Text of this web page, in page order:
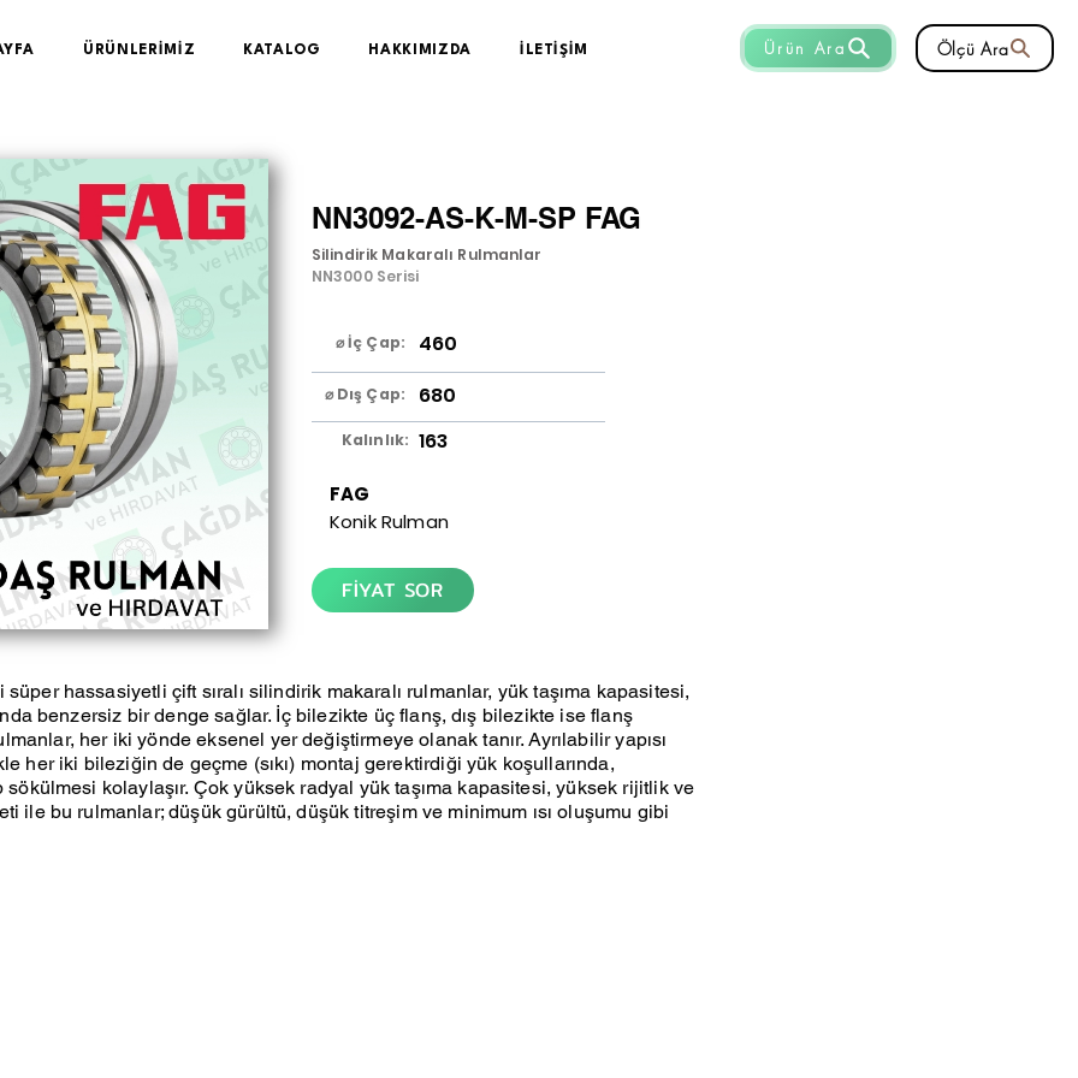
Ölçü Ara
Ürün Ara
ÜRÜNLERİMİZ KATALOG HAKKIMIZDA İLETİŞİM
NN3092-AS-K-M-SP FAG
Silindirik Makaralı Rulmanlar
NN3000 Serisi
⌀ İç Çap: 460
⌀ Dış Çap: 680
Kalınlık: 163
FAG
Konik Rulman
FİYAT SOR
hassasiyetli çift sıralı silindirik makaralı rulmanlar, yük taşıma kapasitesi,
benzersiz bir denge sağlar. İç bilezikte üç flanş, dış bilezikte ise flanş
her iki yönde eksenel yer değiştirmeye olanak tanır. Ayrılabilir yapısı
her iki bileziğin de geçme (sıkı) montaj gerektirdiği yük koşullarında,
sökülmesi kolaylaşır. Çok yüksek radyal yük taşıma kapasitesi, yüksek rijitlik ve
ile bu rulmanlar; düşük gürültü, düşük titreşim ve minimum ısı oluşumu gibi